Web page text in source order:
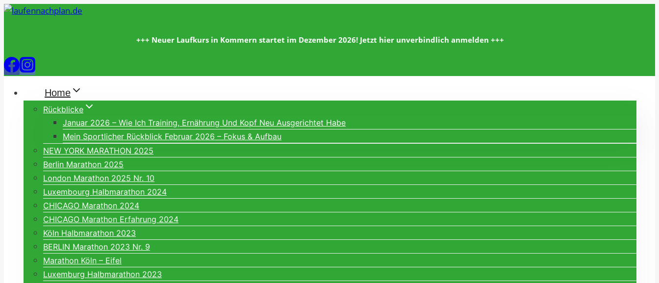
Zum
+++ Neuer Laufkurs in Kommern startet im Dezember 2026! Jetzt hier unverbindlich anmelden +++
Home
Rückblicke
Januar 2026 – Wie Ich Training, Ernährung Und Kopf Neu Ausgerichtet Habe
Mein Sportlicher Rückblick Februar 2026 – Fokus & Aufbau
NEW YORK MARATHON 2025
Berlin Marathon 2025
London Marathon 2025 Nr. 10
Luxembourg Halbmarathon 2024
CHICAGO Marathon 2024
CHICAGO Marathon Erfahrung 2024
Köln Halbmarathon 2023
BERLIN Marathon 2023 Nr. 9
Marathon Köln – Eifel
Luxemburg Halbmarathon 2023